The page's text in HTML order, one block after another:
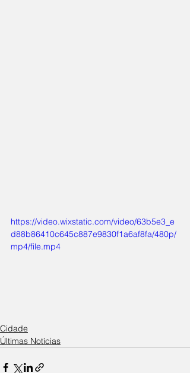
https://video.wixstatic.com/video/63b5e3_e
d88b86410c645c887e9830f1a6af8fa/480p/
mp4/file.mp4
Cidade
Últimas Notícias